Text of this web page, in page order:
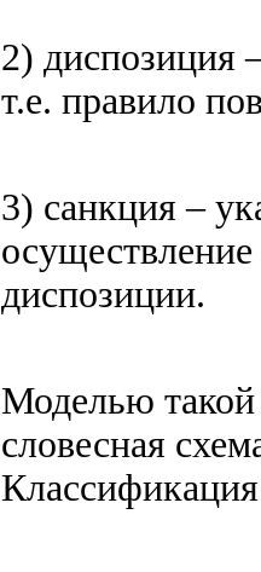
2) диспозиция
т.е. правило
3) санкция –
осуществление
диспозиции.
Моделью такой
словесная